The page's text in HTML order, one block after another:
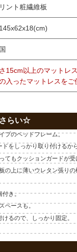
ント粧繊維板
15cm以上のマットレ
入ったマットレスをご
らい☆
プのベッドフレーム。
をしっかり取り付けるか
てもクッションガードが受
の上に薄いウレタン張り
付き。
ペースも。
るので、しっかり固定。